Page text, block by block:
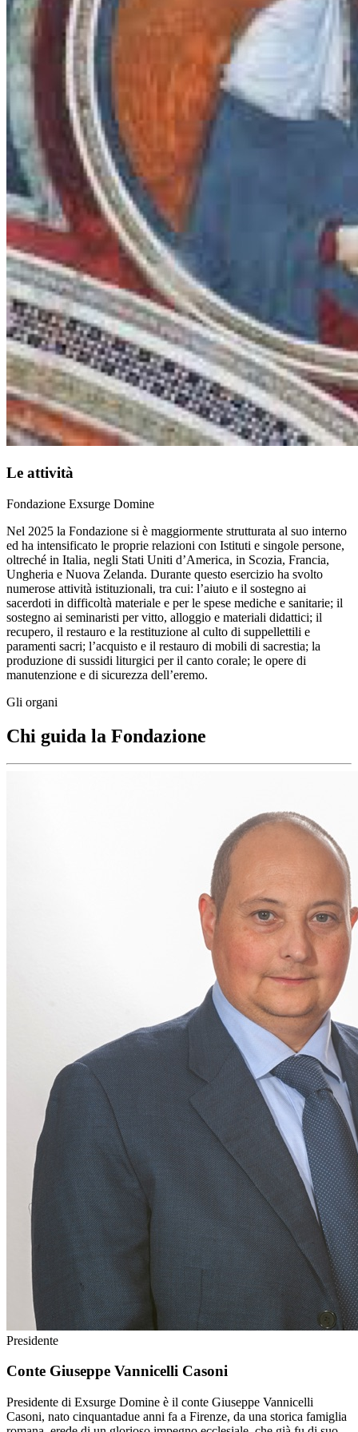
Le attività
Fondazione Exsurge Domine
Nel 2025 la Fondazione si è maggiormente strutturata al suo interno
ed ha intensificato le proprie relazioni con Istituti e singole persone,
oltreché in Italia, negli Stati Uniti d’America, in Scozia, Francia,
Ungheria e Nuova Zelanda. Durante questo esercizio ha svolto
numerose attività istituzionali, tra cui: l’aiuto e il sostegno ai
sacerdoti in difficoltà materiale e per le spese mediche e sanitarie; il
sostegno ai seminaristi per vitto, alloggio e materiali didattici; il
recupero, il restauro e la restituzione al culto di suppellettili e
paramenti sacri; l’acquisto e il restauro di mobili di sacrestia; la
produzione di sussidi liturgici per il canto corale; le opere di
manutenzione e di sicurezza dell’eremo.
Gli organi
Chi guida la Fondazione
Presidente
Conte Giuseppe Vannicelli Casoni
Presidente di Exsurge Domine è il conte Giuseppe Vannicelli
Casoni, nato cinquantadue anni fa a Firenze, da una storica famiglia